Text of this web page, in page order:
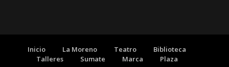
Inicio La Moreno Teatro
Biblioteca
Talleres
Sumate Marca Plaza